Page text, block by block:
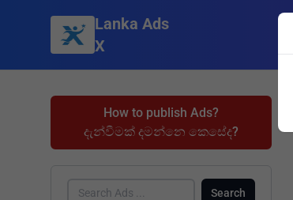
Lanka Ads
X
How to publish Ads?
දැන්වීමක් දමන්නෙ කෙසේද?
Search